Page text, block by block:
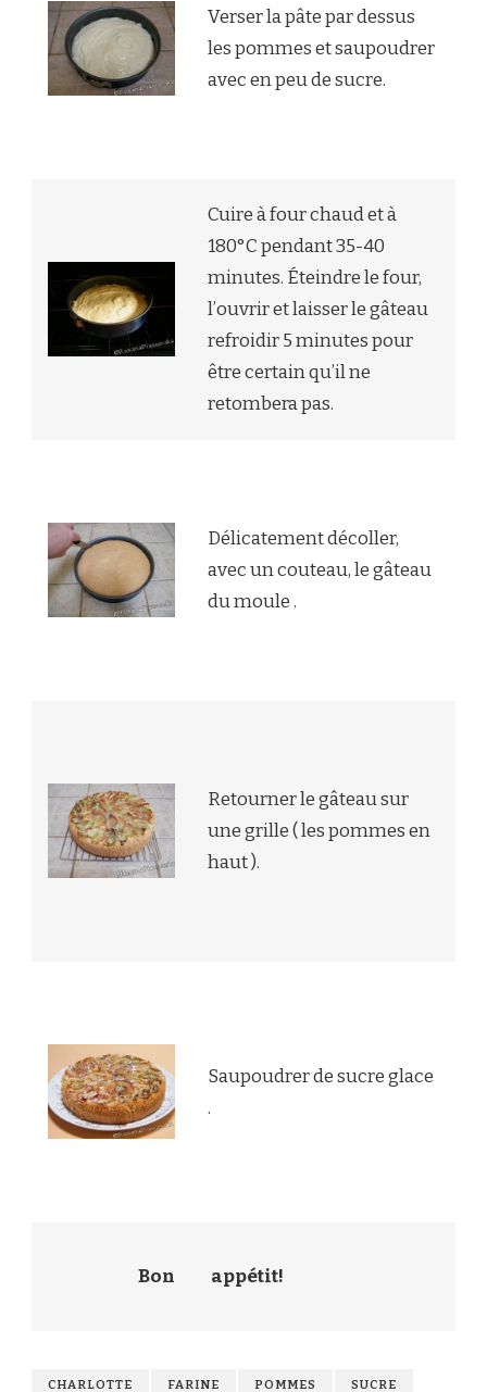
Verser la pâte par dessus
les pommes et saupoudrer
avec en peu de sucre.
Cuire à four chaud et à
180°C pendant 35-40
minutes. Éteindre le four,
l’ouvrir et laisser le gâteau
refroidir 5 minutes pour
être certain qu’il ne
retombera pas.
Délicatement décoller,
avec un couteau, le gâteau
du moule .
Retourner le gâteau sur
une grille ( les pommes en
haut ).
Saupoudrer de sucre glace
.
Bon appétit!
CHARLOTTE FARINE POMMES SUCRE